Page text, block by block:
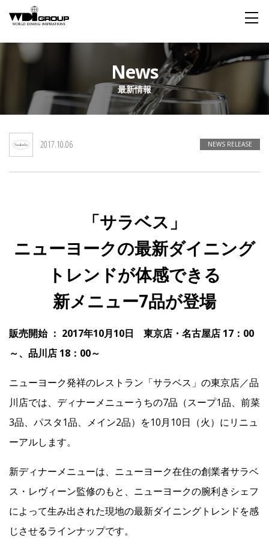
About WDI
WDI STANDARD
私たちが大切にするもの 舞台は世界
Social Responsibility Sustainability
Restaurant
Wedding
IR
よくあるご質問 IRお問い合わせ 免責事項
Recruit
Contact
News
最新情報
2017.10.06 NEWS RELEASE
「サラベス」
ニューヨークの最新ダイニング
トレンドが体感できる
新メニュー7品が登場
販売開始 ： 2017年10月10日 東京店・名古屋店 17：00
～、品川店 18：00～
ニューヨーク発祥のレストラン「サラベス」の東京店／品
川店では、ディナーメニューうちの7品（スープ1品、前菜
3品、パスタ1品、メイン2品）を10月10日（火）にリニュ
ーアルします。
新ディナーメニューは、ニューヨーク在住の創業者サラベ
ス・レヴィーン監修のもと、ニューヨークの腕利きシェフ
によって生み出された現地の最新ダイニングトレンドを感
じさせるラインナップです。